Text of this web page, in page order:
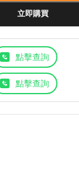
立即購買
點擊查詢
點擊查詢